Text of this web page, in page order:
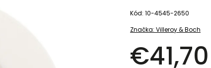
Značka:Villeroy & Boch
€41,70
Kód: 10-4545-2650